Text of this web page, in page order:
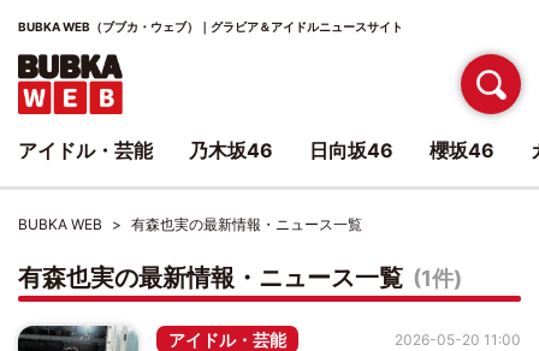
BUBKA WEB（ブブカ・ウェブ）｜グラビア＆アイドルニュースサイト
BUBKA WEB 有森也実の最新情報・ニュース一覧
有森也実の最新情報・ニュース一覧 (1件)
アイドル・芸能 2026-05-20 11:00
アイドル・芸能 乃木坂46 日向坂46 櫻坂46